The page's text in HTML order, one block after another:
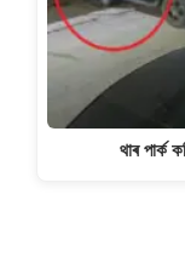
থাৰ পাৰ্ক